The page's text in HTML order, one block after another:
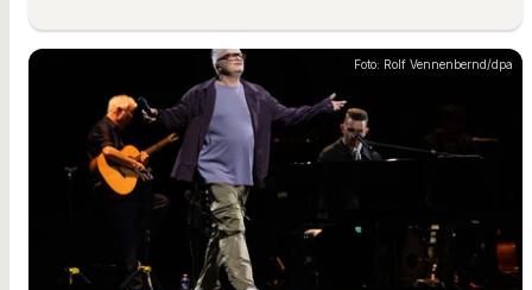
Foto: Rolf Vennenbernd/dpa